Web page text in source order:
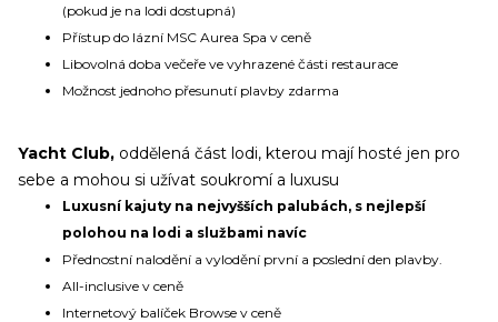
(pokud je na lodi dostupná)
Přístup do lázní MSC Aurea Spa v ceně
Libovolná doba večeře ve vyhrazené části restaurace
Možnost jednoho přesunutí plavby zdarma
Yacht Club, oddělená část lodi, kterou mají hosté jen pro
sebe a mohou si užívat soukromí a luxusu
Luxusní kajuty na nejvyšších palubách, s nejlepší
polohou na lodi a službami navíc
Přednostní nalodění a vylodění první a poslední den plavby.
All-inclusive v ceně
Internetový balíček Browse v ceně